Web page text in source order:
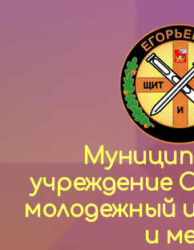
учреждение
молодежный
и